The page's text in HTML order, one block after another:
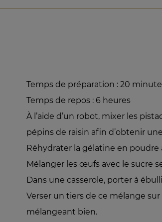
Temps de préparation : 20
Temps de repos : 6 heures
À l’aide d’un robot, mixer les
pépins de raisin afin d’obtenir
Réhydrater la gélatine en poudre
Mélanger les œufs avec le sucre
Dans une casserole, porter à
Verser un tiers de ce mélange
mélangeant bien.